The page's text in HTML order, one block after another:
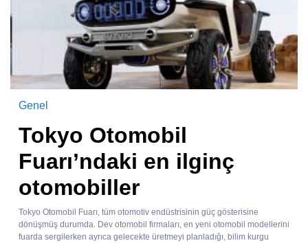
Genel
Tokyo Otomobil
Fuarı’ndaki en ilginç
otomobiller
Tokyo Otomobil Fuarı, tüm otomotiv endüstrisinin güç gösterisine
dönüşmüş durumda. Dev otomobil firmaları, en yeni otomobil modellerini
fuarda sergilerken ayrıca gelecekte üretmeyi planladığı, bilim kurgu